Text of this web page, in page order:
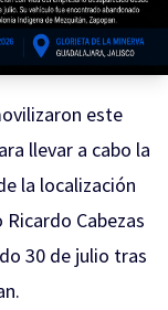
este
llevar a cabo la
la localización
Cabezas
30 de julio tras